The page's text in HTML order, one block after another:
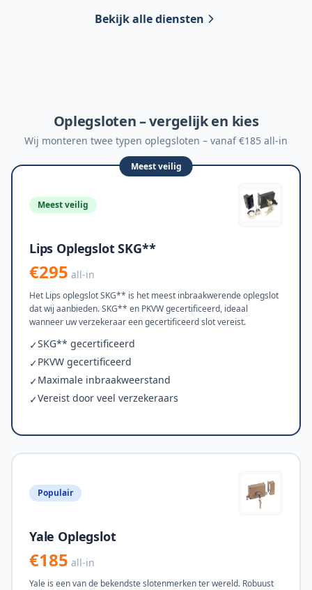
Bekijk alle diensten
Oplegsloten – vergelijk en kies
Wij monteren twee typen oplegsloten – vanaf €185 all-in
Meest veilig
Meest veilig
Lips Oplegslot SKG**
€295 all-in
Het Lips oplegslot SKG** is het meest inbraakwerende oplegslot
dat wij aanbieden. SKG** en PKVW gecertificeerd, ideaal
wanneer uw verzekeraar een gecertificeerd slot vereist.
✓SKG** gecertificeerd
✓PKVW gecertificeerd
✓Maximale inbraakweerstand
✓Vereist door veel verzekeraars
Populair
Yale Oplegslot
€185 all-in
Yale is een van de bekendste slotenmerken ter wereld. Robuust